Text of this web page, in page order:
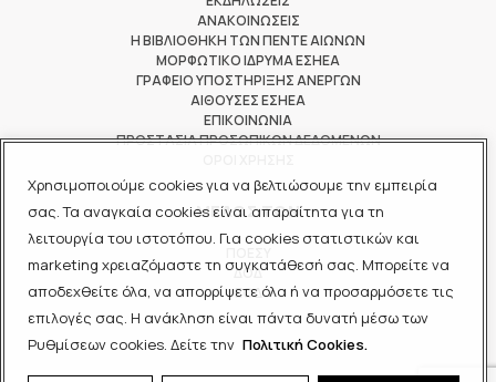
Χρησιμοποιούμε cookies για να βελτιώσουμε την εμπειρία
σας. Τα αναγκαία cookies είναι απαραίτητα για τη
λειτουργία του ιστοτόπου. Για cookies στατιστικών και
marketing χρειαζόμαστε τη συγκατάθεσή σας. Μπορείτε να
αποδεχθείτε όλα, να απορρίψετε όλα ή να προσαρμόσετε τις
επιλογές σας. Η ανάκληση είναι πάντα δυνατή μέσω των
Ρυθμίσεων cookies. Δείτε την Πολιτική Cookies.
ΑΝΑΚΟΙΝΩΣΕΙΣ
Η ΒΙΒΛΙΟΘΗΚΗ ΤΩΝ ΠΕΝΤΕ ΑΙΩΝΩΝ
ΜΟΡΦΩΤΙΚΟ ΙΔΡΥΜΑ ΕΣΗΕΑ
ΓΡΑΦΕΙΟ ΥΠΟΣΤΗΡΙΞΗΣ ΑΝΕΡΓΩΝ
ΑΙΘΟΥΣΕΣ ΕΣΗΕΑ
ΕΠΙΚΟΙΝΩΝΙΑ
ΠΡΟΣΤΑΣΙΑ ΠΡΟΣΩΠΙΚΩΝ ΔΕΔΟΜΕΝΩΝ
ΜΕΛΟΣ ΤΩΝ
ΔΟΔ
ΕΟΔ